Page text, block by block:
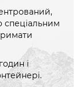
спеціальним
і